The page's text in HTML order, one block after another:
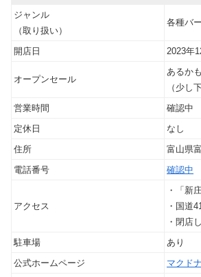
ジャンル
（取り扱い）
各種バ
開店日 2023年
オープンセール
あるか
（少し
営業時間
確認中
定休日
なし
住所
富山県
電話番号
確認中
アクセス
・「新
・国道
・閉店
駐車場
あり
公式ホームページ
マクド